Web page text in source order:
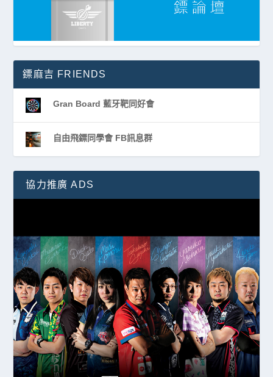
鏢麻吉 FRIENDS
Gran Board 藍牙靶同好會
自由飛鏢同學會 FB訊息群
協力推廣 ADS